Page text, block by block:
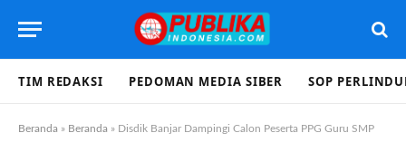
TIM REDAKSI PEDOMAN MEDIA SIBER SOP
Beranda » Beranda » Disdik Banjar Dampingi Calon Peserta PPG Guru SMP